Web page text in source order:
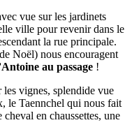
vue sur les jardinets
ville pour revenir dans le
la rue principale.
Noël) nous encouragent
au passage !
vignes, splendide vue
le Taennchel qui nous fait
en chaussettes, une